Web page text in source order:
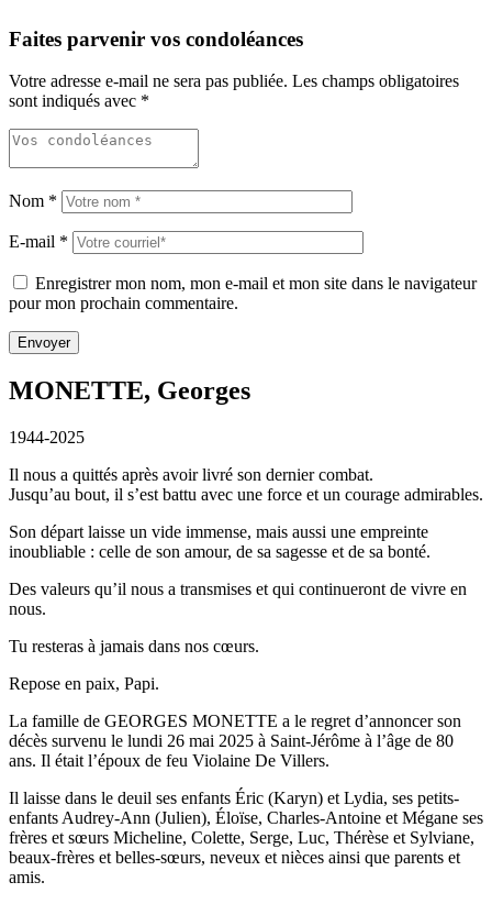
Faites parvenir vos condoléances
Votre adresse e-mail ne sera pas publiée. Les champs obligatoires
sont indiqués avec *
Nom *
E-mail *
Enregistrer mon nom, mon e-mail et mon site dans le navigateur
pour mon prochain commentaire.
MONETTE, Georges
1944-2025
Il nous a quittés après avoir livré son dernier combat.
Jusqu’au bout, il s’est battu avec une force et un courage admirables.
Son départ laisse un vide immense, mais aussi une empreinte
inoubliable : celle de son amour, de sa sagesse et de sa bonté.
Des valeurs qu’il nous a transmises et qui continueront de vivre en
nous.
Tu resteras à jamais dans nos cœurs.
Repose en paix, Papi.
La famille de GEORGES MONETTE a le regret d’annoncer son
décès survenu le lundi 26 mai 2025 à Saint-Jérôme à l’âge de 80
ans. Il était l’époux de feu Violaine De Villers.
Il laisse dans le deuil ses enfants Éric (Karyn) et Lydia, ses petits-
enfants Audrey-Ann (Julien), Éloïse, Charles-Antoine et Mégane ses
frères et sœurs Micheline, Colette, Serge, Luc, Thérèse et Sylviane,
beaux-frères et belles-sœurs, neveux et nièces ainsi que parents et
amis.